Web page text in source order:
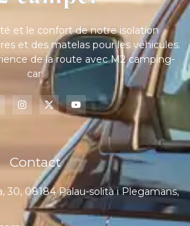
et le confort de notre isolation
et des matelas pour les véhicules.
de la route avec M2 camping-
car.
Contact
30, 08184 Palau-solità i Plegamans,